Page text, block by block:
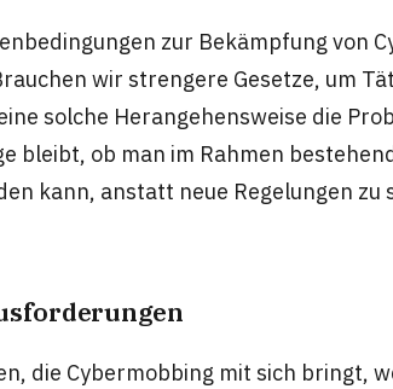
zur Bekämpfung von
wir strengere Gesetze, um
solche Herangehensweise die
bleibt, ob man im Rahmen
kann, anstatt neue Regelungen
die Cybermobbing mit sich bringt,